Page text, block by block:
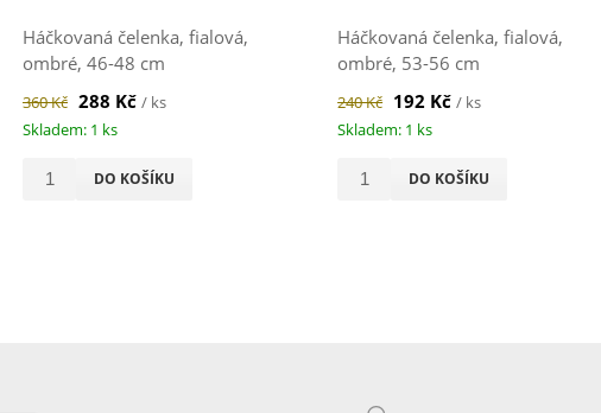
Háčkovaná čelenka, fialová,
ombré, 46-48 cm
360 Kč 288 Kč / ks
Skladem: 1 ks
DO KOŠÍKU
Háčkovaná čelenka, fialová,
ombré, 53-56 cm
240 Kč 192 Kč / ks
Skladem: 1 ks
DO KOŠÍKU